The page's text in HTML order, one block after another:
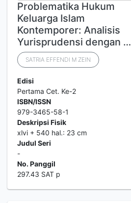
Problematika Hukum
Keluarga Islam
Kontemporer: Analisis
Yurisprudensi dengan …
SATRIA EFFENDI M ZEIN
Edisi
Pertama Cet. Ke-2
ISBN/ISSN
979-3465-58-1
Deskripsi Fisik
xlvi + 540 hal.: 23 cm
Judul Seri
-
No. Panggil
297.43 SAT p